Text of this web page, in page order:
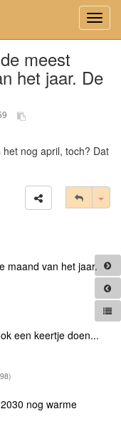
meest
het jaar. De
nog april, toch? Dat
maand van het jaar.
een keertje doen...
nog warme